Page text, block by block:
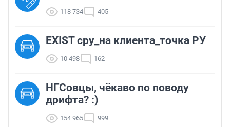
118 734 405
EXIST сру_на клиента_точка РУ
10 498 162
НГСовцы, чёкаво по поводу
дрифта? :)
154 965 999